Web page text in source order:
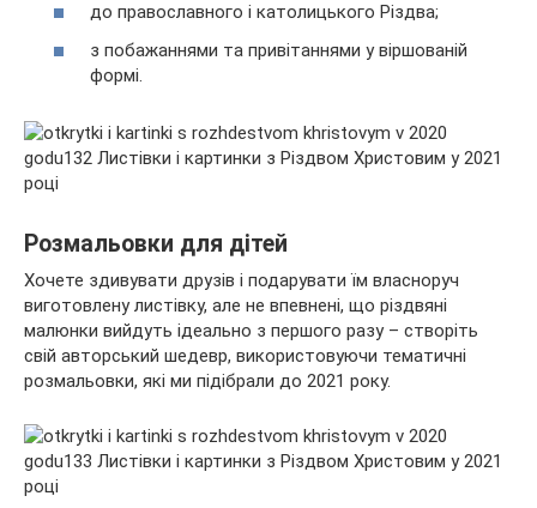
до православного і католицького Різдва;
з побажаннями та привітаннями у віршованій
формі.
Розмальовки для дітей
Хочете здивувати друзів і подарувати їм власноруч
виготовлену листівку, але не впевнені, що різдвяні
малюнки вийдуть ідеально з першого разу – створіть
свій авторський шедевр, використовуючи тематичні
розмальовки, які ми підібрали до 2021 року.